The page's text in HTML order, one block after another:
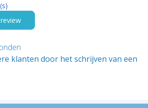
klanten door het schrijven van een